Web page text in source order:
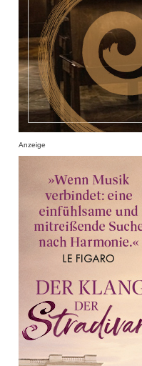
Anzeige